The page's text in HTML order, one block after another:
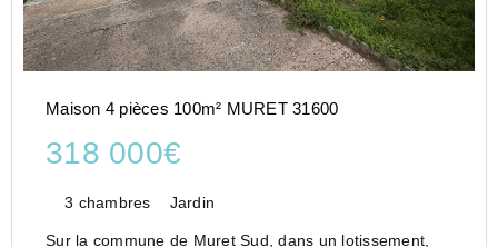
Maison 4 pièces 100m² MURET 31600
318 000€
3 chambres Jardin
Sur la commune de Muret Sud, dans un lotissement,